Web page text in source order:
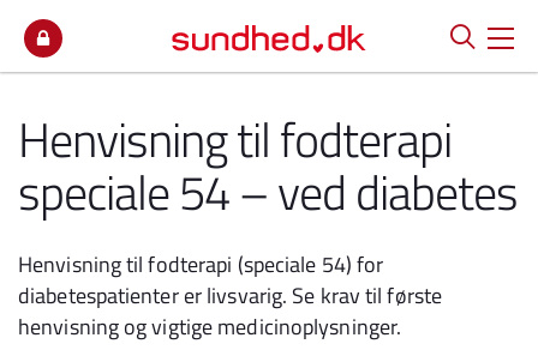
Henvisning til fodterapi
speciale 54 – ved diabetes
Henvisning til fodterapi (speciale 54) for
diabetespatienter er livsvarig. Se krav til første
henvisning og vigtige medicinoplysninger.